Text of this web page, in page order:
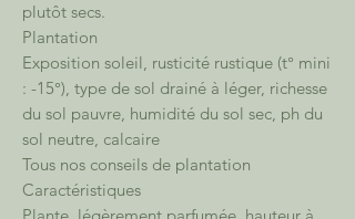
plutôt secs.
Plantation
Exposition soleil, rusticité rustique (t° mini
: -15°), type de sol drainé à léger, richesse
du sol pauvre, humidité du sol sec, ph du
sol neutre, calcaire
Tous nos conseils de plantation
Caractéristiques